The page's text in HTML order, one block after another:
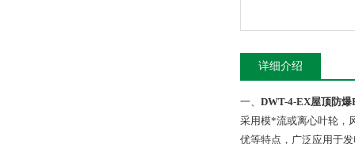
详细介绍
一、 DWT-4-EX屋顶防
采用模*流或离心叶轮，
优等特点，广泛应用于